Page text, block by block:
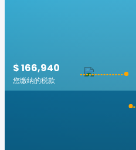
$ 166,940
您缴纳的税款